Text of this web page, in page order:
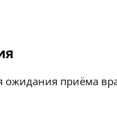
приёма